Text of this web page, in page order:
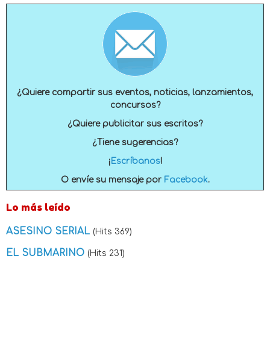
¿Quiere compartir sus eventos, noticias, lanzamientos,
concursos?
¿Quiere publicitar sus escritos?
¿Tiene sugerencias?
¡ Escríbanos!
O envíe su mensaje por Facebook.
Lo más leído
ASESINO SERIAL (Hits 369)
EL SUBMARINO (Hits 231)